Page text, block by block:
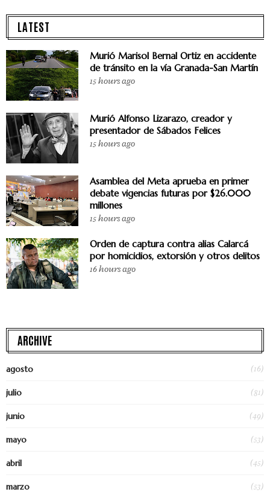
LATEST
Murió Marisol Bernal Ortiz en accidente
de tránsito en la vía Granada-San Martín
15 hours ago
Murió Alfonso Lizarazo, creador y
presentador de Sábados Felices
15 hours ago
Asamblea del Meta aprueba en primer
debate vigencias futuras por $26.000
millones
15 hours ago
Orden de captura contra alias Calarcá
por homicidios, extorsión y otros delitos
16 hours ago
ARCHIVE
agosto (16)
julio (81)
junio (49)
mayo (53)
abril (45)
marzo (53)